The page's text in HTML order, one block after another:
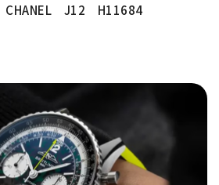
』 CHANEL J12 H11684